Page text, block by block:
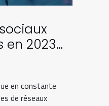
en 2023
surveiller
en constante
de réseaux